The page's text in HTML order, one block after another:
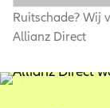
Ruitschade? Wij
Allianz Direct